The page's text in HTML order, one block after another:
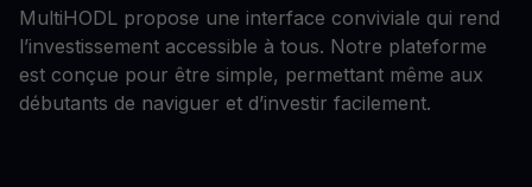
MultiHODL propose une interface conviviale qui rend
l’investissement accessible à tous. Notre plateforme
est conçue pour être simple, permettant même aux
débutants de naviguer et d’investir facilement.